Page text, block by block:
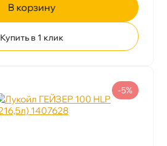
корзину
Купить в 1 клик
-5%